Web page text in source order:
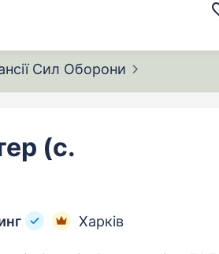
Сил Оборони
(с.
Харків